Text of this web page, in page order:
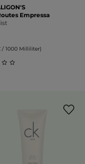
Empressa
/ 1000 Milliliter)